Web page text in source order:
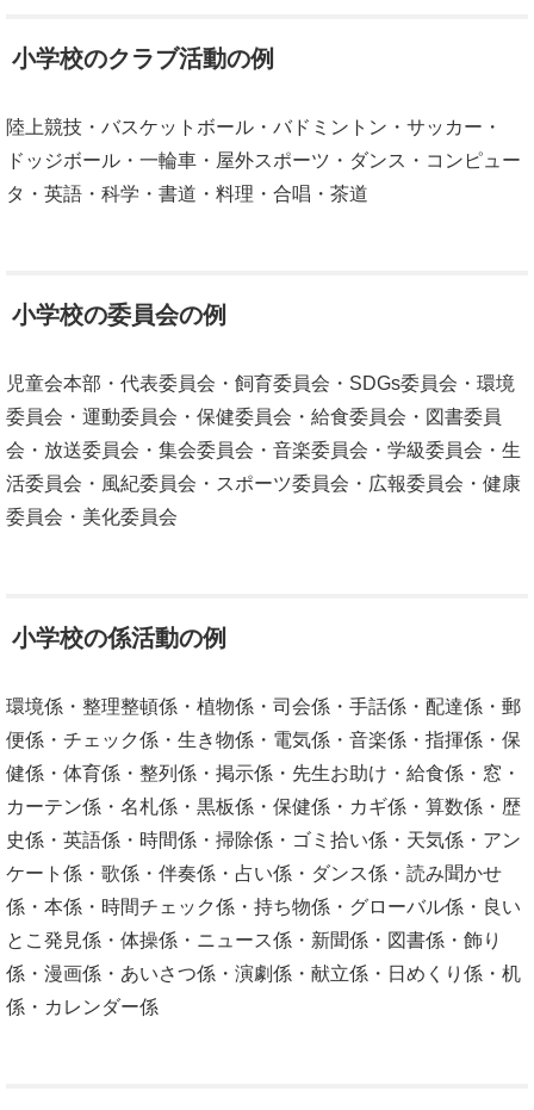
小学校のクラブ活動の例
陸上競技・バスケットボール・バドミントン・サッカー・
ドッジボール・一輪車・屋外スポーツ・ダンス・コンピュー
タ・英語・科学・書道・料理・合唱・茶道
小学校の委員会の例
児童会本部・代表委員会・飼育委員会・SDGs委員会・環境
委員会・運動委員会・保健委員会・給食委員会・図書委員
会・放送委員会・集会委員会・音楽委員会・学級委員会・生
活委員会・風紀委員会・スポーツ委員会・広報委員会・健康
委員会・美化委員会
小学校の係活動の例
環境係・整理整頓係・植物係・司会係・手話係・配達係・郵
便係・チェック係・生き物係・電気係・音楽係・指揮係・保
健係・体育係・整列係・掲示係・先生お助け・給食係・窓・
カーテン係・名札係・黒板係・保健係・カギ係・算数係・歴
史係・英語係・時間係・掃除係・ゴミ拾い係・天気係・アン
ケート係・歌係・伴奏係・占い係・ダンス係・読み聞かせ
係・本係・時間チェック係・持ち物係・グローバル係・良い
とこ発見係・体操係・ニュース係・新聞係・図書係・飾り
係・漫画係・あいさつ係・演劇係・献立係・日めくり係・机
係・カレンダー係